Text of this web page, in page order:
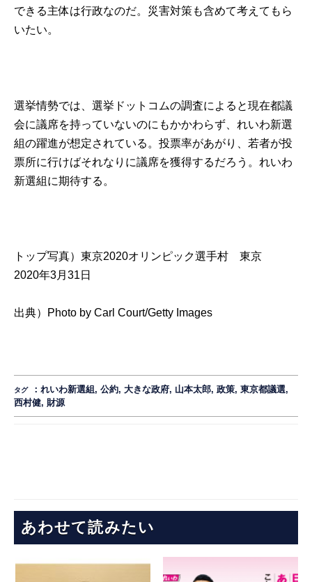
できる主体は行政なのだ。災害対策も含めて考えてもら
いたい。
選挙情勢では、選挙ドットコムの調査によると現在都議
会に議席を持っていないのにもかかわらず、れいわ新選
組の躍進が想定されている。投票率があがり、若者が投
票所に行けばそれなりに議席を獲得するだろう。れいわ
新選組に期待する。
トップ写真）東京2020オリンピック選手村 東京
2020年3月31日
出典） Photo by Carl Court/Getty Images
タグ ：れいわ新選組,公約,大きな政府, 山本太郎,政策,東京都議選,
西村健, 財源
あわせて読みたい